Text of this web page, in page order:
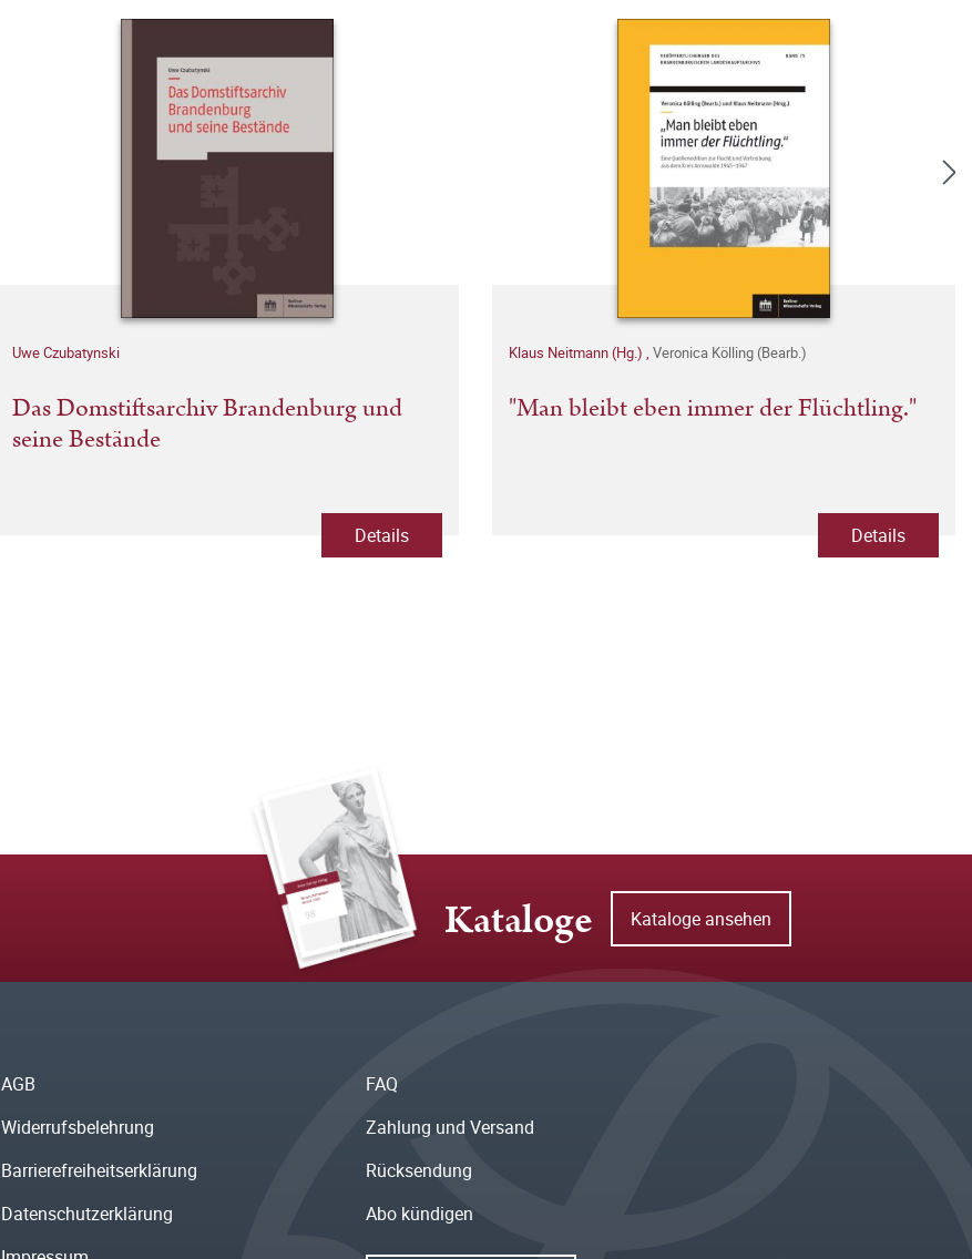
Uwe Czubatynski
Das Domstiftsarchiv Brandenburg und
seine Bestände
Details
Klaus Neitmann (Hg.) , Veronica Kölling (Bearb.)
"Man bleibt eben immer der Flüchtling."
Details
Kataloge Kataloge ansehen
AGB
Widerrufsbelehrung
Barrierefreiheitserklärung
Datenschutzerklärung
FAQ
Zahlung und Versand
Rücksendung
Abo kündigen